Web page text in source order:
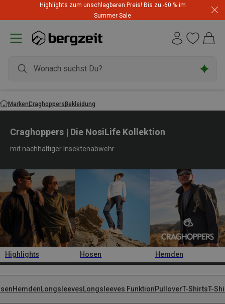
Highlights zum unschlagbaren Preis! Bis zu -60 % im
Summer Sale
MarkenCraghoppersBekleidung
Craghoppers | Die NosiLife Kollektion
mit nachhaltiger Insektenabwehr
Highlights Hosen Hemden
HemdenLongsleevesLongsleeves FunktionPulloverT-ShirtsT-